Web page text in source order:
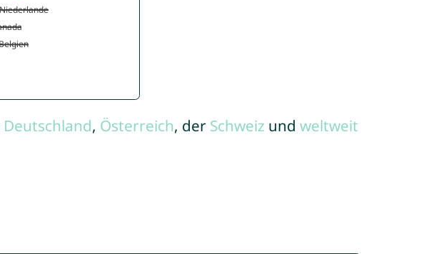
Deutschland, Österreich, der Schweiz und weltweit